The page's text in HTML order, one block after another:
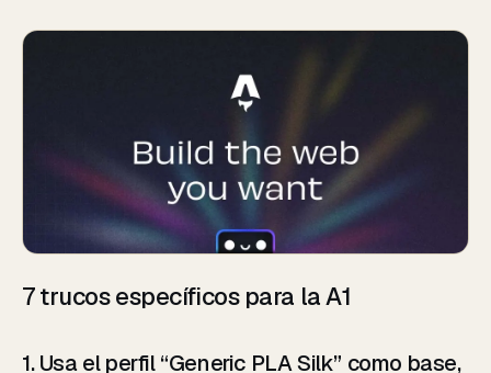
7 trucos específicos para la A1
1. Usa el perfil “Generic PLA Silk” como base,